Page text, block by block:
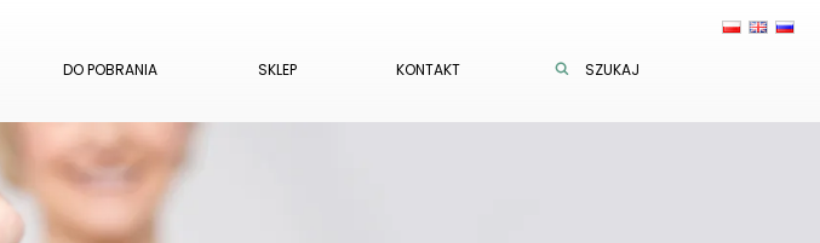
DO POBRANIA SKLEP KONTAKT SZUKAJ